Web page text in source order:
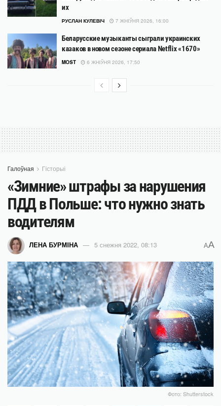
их
РУСЛАН КУЛЕВІЧ 7 ЖНІЎНЯ 2026, 16:00
Беларусские музыканты сыграли украинских
казаков в новом сезоне сериала Netflix «1670»
MOST 6 ЖНІЎНЯ 2026, 17:50
Галоўная Гісторыі
«Зимние» штрафы за нарушения
ПДД в Польше: что нужно знать
водителям
ЛЕНА БУРМІНА 5 снежня 2022, 08:13 AA
Фото: Shutterstock